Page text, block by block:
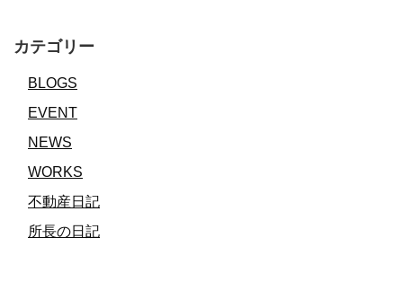
カテゴリー
BLOGS
EVENT
NEWS
WORKS
不動産日記
所長の日記